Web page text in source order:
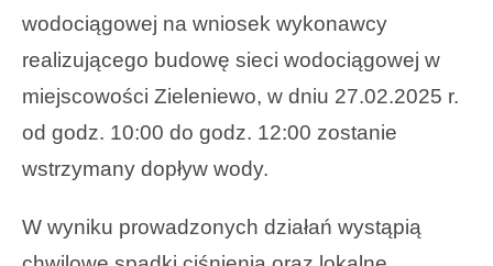
wodociągowej na wniosek wykonawcy
realizującego budowę sieci wodociągowej w
miejscowości Zieleniewo, w dniu 27.02.2025 r.
od godz. 10:00 do godz. 12:00 zostanie
wstrzymany dopływ wody.
W wyniku prowadzonych działań wystąpią